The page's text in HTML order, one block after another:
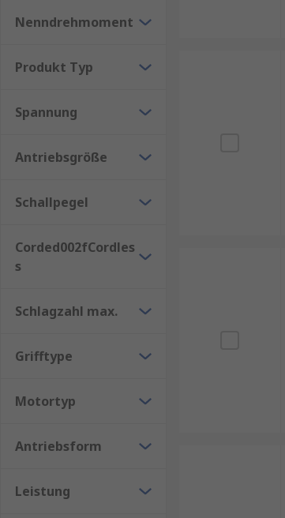
Nenndrehmoment
Produkt Typ
Spannung
Antriebsgröße
Schallpegel
Corded002fCordles
s
Schlagzahl max.
Grifftype
Motortyp
Antriebsform
Leistung